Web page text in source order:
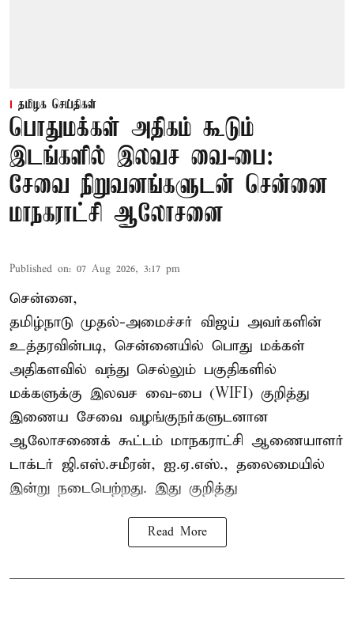
தமிழக செய்திகள்
பொதுமக்கள் அதிகம் கூடும்
இடங்களில் இலவச வை-பை:
சேவை நிறுவனங்களுடன் சென்னை
மாநகராட்சி ஆலோசனை
Published on: 07 Aug 2026, 3:17 pm
சென்னை,
தமிழ்நாடு முதல்-அமைச்சர் விஜய் அவர்களின்
உத்தரவின்படி, சென்னையில் பொது மக்கள்
அதிகளவில் வந்து செல்லும் பகுதிகளில்
மக்களுக்கு இலவச வை-பை (WIFI) குறித்து
இணைய சேவை வழங்குநர்களுடனான
ஆலோசணைக் கூட்டம் மாநகராட்சி ஆணையாளர்
டாக்டர் ஜி.எஸ்.சமீரன், ஐ.ஏ.எஸ்., தலைமையில்
இன்று நடைபெற்றது. இது குறித்து
Read More